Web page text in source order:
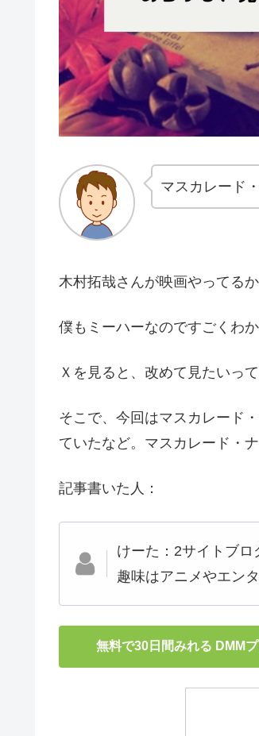
マスカレード
木村拓哉さんが映画やってる
僕もミーハーなのですごくわか
Ｘを見ると、改めて見たいっ
そこで、今回はマスカレード
ていたなど。マスカレード・
記事書いた人：
けーた：2サイトブロ
趣味はアニメやエン
無料で30日間みれる DMM